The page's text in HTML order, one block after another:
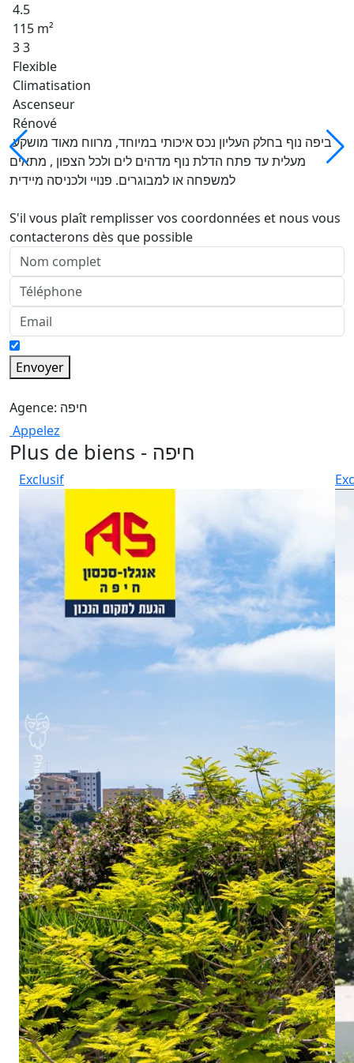
4.5
115 m²
3 3
Flexible
Climatisation
Ascenseur
Rénové
ביפה נוף בחלק העליון נכס איכותי במיוחד, מרווח מאוד מושקע.
מעלית עד פתח הדלת נוף מדהים לים ולכל הצפון , מתאים
למשפחה או למבוגרים. פנויי ולכניסה מיידית
S'il vous plaît remplisser vos coordonnées et nous vous
contacterons dès que possible
Envoyer
Agence: חיפה
Appelez
Plus de biens - חיפה
Exclusif